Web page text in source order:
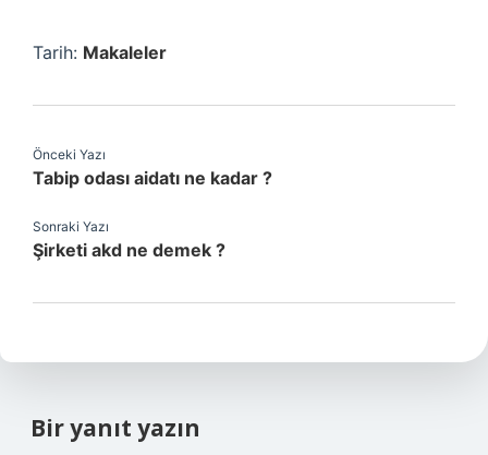
Tarih: Makaleler
Önceki Yazı
Tabip odası aidatı ne kadar ?
Sonraki Yazı
Şirketi akd ne demek ?
Bir yanıt yazın